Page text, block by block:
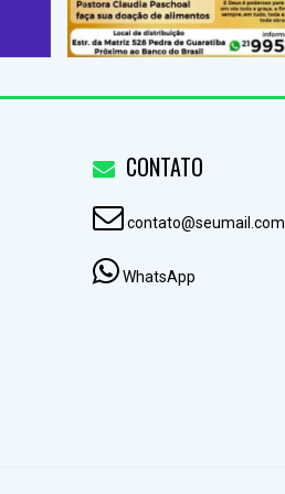
CONTATO
contato@seumail.com
WhatsApp